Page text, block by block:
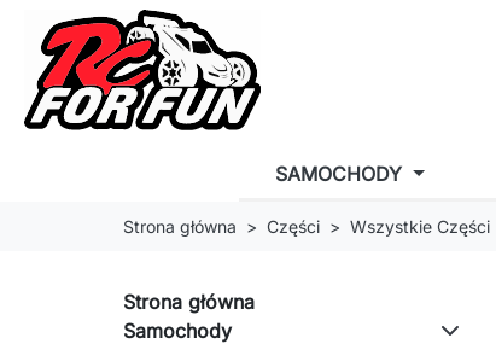
SAMOCHODY
Strona główna Części Wszystkie Części
Strona główna
Samochody